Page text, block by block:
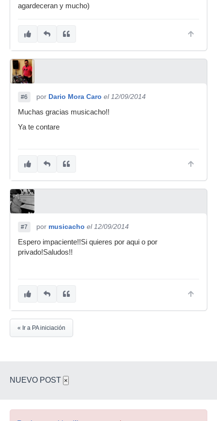
agardeceran y mucho)
#6 por Dario Mora Caro el 12/09/2014
Muchas gracias musicacho!!
Ya te contare
#7 por musicacho el 12/09/2014
Espero impaciente!!Si quieres por aqui o por
privado!Saludos!!
« Ir a PA iniciación
NUEVO POST ×